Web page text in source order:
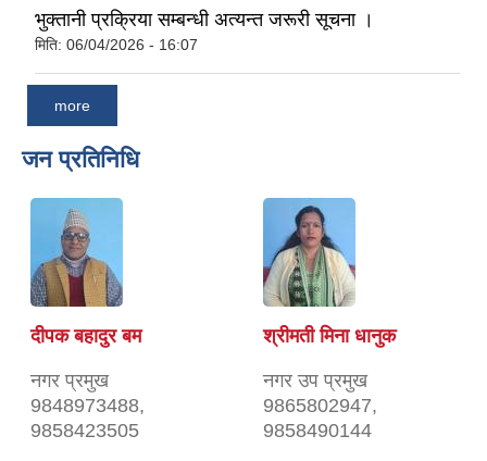
भुक्तानी प्रक्रिया सम्बन्धी अत्यन्त जरूरी सूचना ।
मिति: 06/04/2026 - 16:07
more
जन प्रतिनिधि
दीपक बहादुर बम
नगर प्रमुख
9848973488,
9858423505
श्रीमती मिना धानुक
नगर उप प्रमुख
9865802947,
9858490144